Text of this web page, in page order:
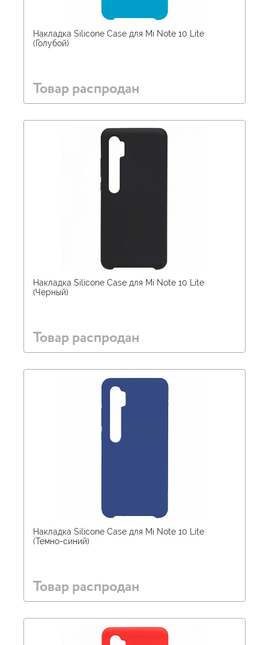
Накладка Silicone Case для Mi Note 10 Lite
(Голубой)
Товар распродан
Накладка Silicone Case для Mi Note 10 Lite
(Черный)
Товар распродан
Накладка Silicone Case для Mi Note 10 Lite
(Темно-синий)
Товар распродан